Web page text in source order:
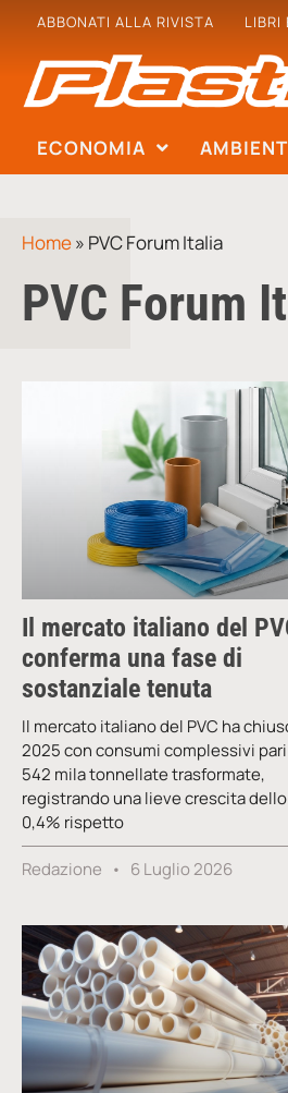
ABBONATI ALLA RIVISTA LIBRI
ECONOMIA
Home» PVC Forum Italia
PVC Forum
Il mercato italiano del
conferma una fase di
sostanziale tenuta
Il mercato italiano del PVC ha
2025 con consumi complessivi
542 mila tonnellate trasformate,
registrando una lieve crescita dello
0,4% rispetto
Redazione 6 Luglio 2026